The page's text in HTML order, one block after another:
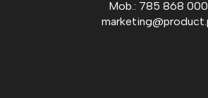
Mob.: 785 868 000